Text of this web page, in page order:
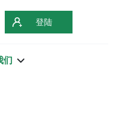
登陆
们